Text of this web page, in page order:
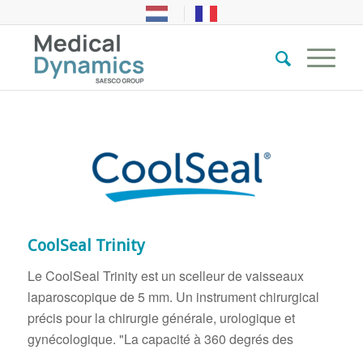
CoolSeal Trinity
Le CoolSeal Trinity est un scelleur de vaisseaux
laparoscopique de 5 mm. Un instrument chirurgical
précis pour la chirurgie générale, urologique et
gynécologique. "La capacité à 360 degrés des